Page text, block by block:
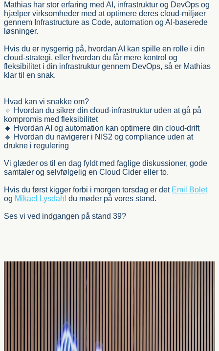
Mathias har stor erfaring med AI, infrastruktur og DevOps og
hjælper virksomheder med at optimere deres cloud-miljøer
gennem Infrastructure as Code, automation og AI-baserede
løsninger.
Hvis du er nysgerrig på, hvordan AI kan spille en rolle i din
cloud-strategi, eller hvordan du får mere kontrol og
fleksibilitet i din infrastruktur gennem DevOps, så er Mathias
klar til en snak.
Hvad kan vi snakke om?
🔹 Hvordan du sikrer din cloud-infrastruktur uden at gå på
kompromis med fleksibilitet
🔹 Hvordan AI og automation kan optimere din cloud-drift
🔹 Hvordan du navigerer i NIS2 og compliance uden at
drukne i regulering
Vi glæder os til en dag fyldt med faglige diskussioner, gode
samtaler og selvfølgelig en Cloud Cider eller to.
Hvis du først kigger forbi i morgen torsdag er det Emil Bolet
og Mikael Lysdahl du møder på vores stand.
Ses vi ved indgangen på stand 39?